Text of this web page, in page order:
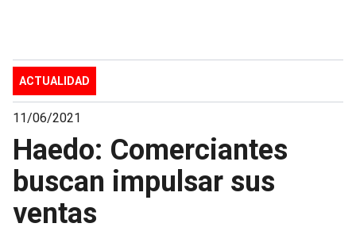
ACTUALIDAD
11/06/2021
Haedo: Comerciantes
buscan impulsar sus
ventas